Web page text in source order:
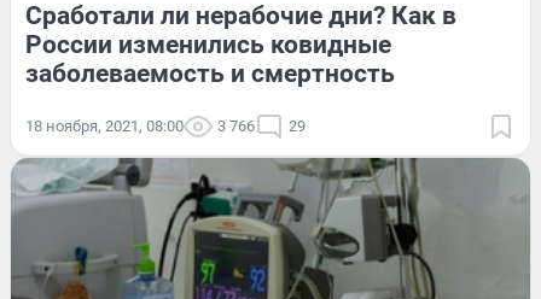
Сработали ли нерабочие дни? Как в
России изменились ковидные
заболеваемость и смертность
18 ноября, 2021, 08:00 3 766 29